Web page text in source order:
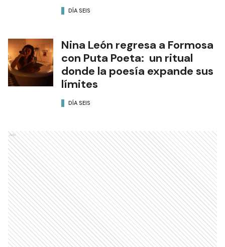
DÍA SEIS
Nina León regresa a Formosa
con Puta Poeta: un ritual
donde la poesía expande sus
límites
DÍA SEIS
Ads